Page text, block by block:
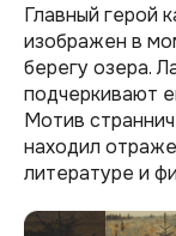
Главный герой
изображен в
берегу озера.
подчеркивают
Мотив
находил
литературе и